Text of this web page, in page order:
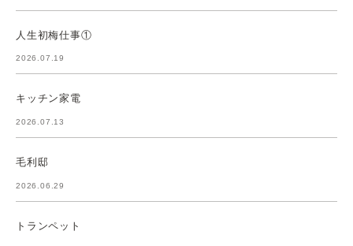
人生初梅仕事①
2026.07.19
キッチン家電
2026.07.13
毛利邸
2026.06.29
トランペット